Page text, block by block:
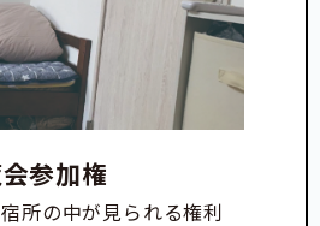
参加権
所の中が見られる権利